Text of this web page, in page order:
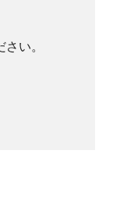
い。